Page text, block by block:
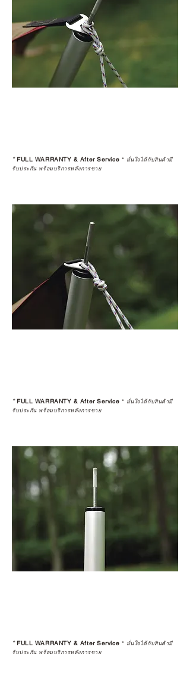
*FULL WARRANTY & After Service * มั่นใจได้กับสินค้ามี
รับประกัน พร้อมบริการหลังการขาย
*FULL WARRANTY & After Service * มั่นใจได้กับสินค้ามี
รับประกัน พร้อมบริการหลังการขาย
*FULL WARRANTY & After Service * มั่นใจได้กับสินค้ามี
รับประกัน พร้อมบริการหลังการขาย